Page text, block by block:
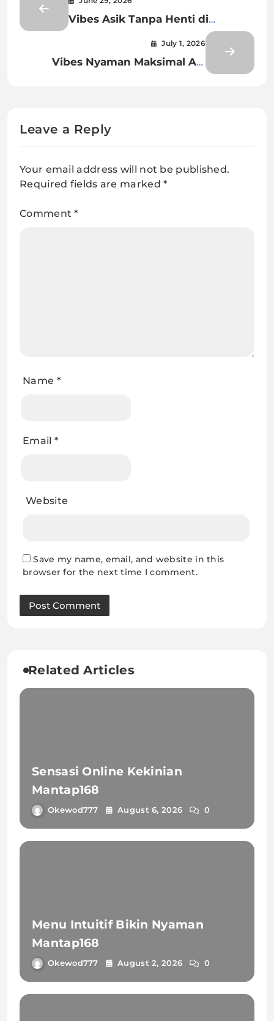
Vibes Asik Tanpa Henti di
July 1, 2026
Vibes Nyaman Maksimal Ala
Leave a Reply
Your email address will not be published.
Required fields are marked*
Comment*
Name *
Email *
Website
Save my name, email, and website in this
browser for the next time I comment.
Related Articles
Sensasi Online Kekinian
Mantap168
Okewod777 August 6, 2026 0
Menu Intuitif Bikin Nyaman
Mantap168
Okewod777 August 2, 2026 0